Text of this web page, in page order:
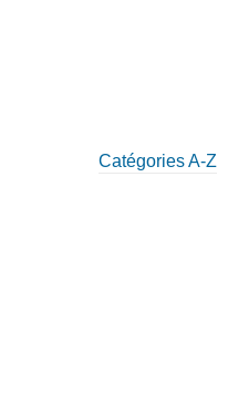
Catégories A-Z